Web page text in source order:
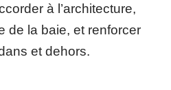
à l’architecture,
de la baie, et renforcer
et dehors.